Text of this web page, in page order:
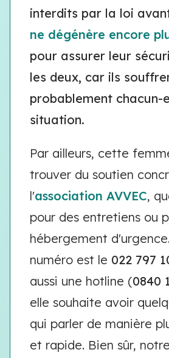
interdits par la loi
ne dégénère encore
pour assurer leur
les deux, car ils
probablement chacun-
situation.
Par ailleurs, cette
trouver du soutien
l'association AVVEC,
pour des entretiens ou
hébergement
numéro est le 022 797
aussi une hotline (0840
elle souhaite avoir
qui parler de manière
et rapide. Bien sûr, notre